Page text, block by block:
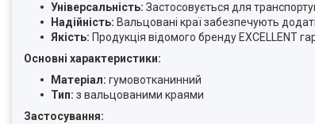
Універсальність: Застосовується для
Надійність: Вальцовані краї забезпечують
Якість: Продукція відомого бренду EXCELLENT
Основні характеристики:
Матеріал: гумовотканинний
Тип: з вальцованими краями
Застосування: